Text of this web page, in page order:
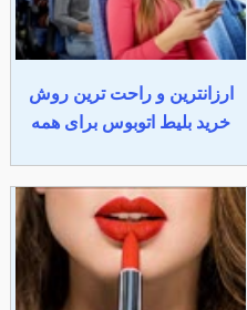
ارزانترین و راحت ترین روش
خرید بلیط اتوبوس برای همه